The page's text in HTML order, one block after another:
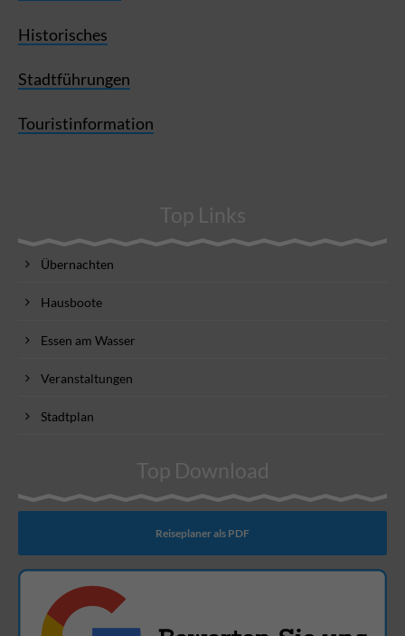
Historisches
Stadtführungen
Touristinformation
Top Links
Übernachten
Hausboote
Essen am Wasser
Veranstaltungen
Stadtplan
Top Download
Reiseplaner als PDF